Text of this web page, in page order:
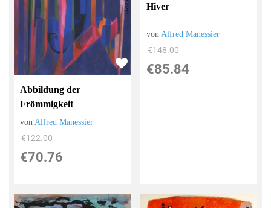
Abbildung der
Frömmigkeit
von Alfred Manessier
€122.00
€70.76
Hiver
von Alfred Manessier
€148.00
€85.84